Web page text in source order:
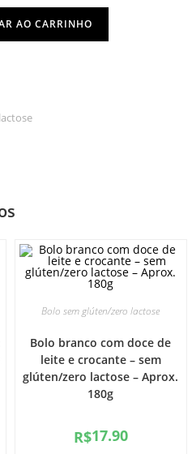
AO CARRINHO
Bolo sem glúten/zero lactose
Bolo branco com doce de
leite e crocante – sem
glúten/zero lactose – Aprox.
180g
R$17.90